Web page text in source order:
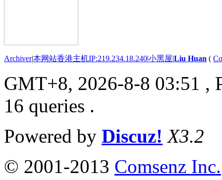
Archiver|本网站香港主机IP:219.234.18.240|小黑屋|Liu Huan (
GMT+8, 2026-8-8 03:51 ,
16 queries .
Powered by Discuz! X3.2
© 2001-2013 Comsenz Inc.